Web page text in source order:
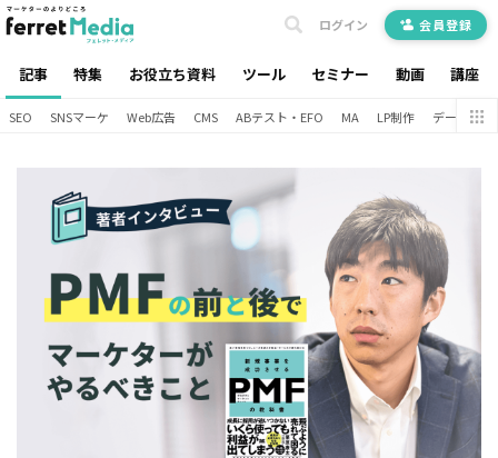
記事 特集 お役立ち資料 ツール セミナー 動画 講座
ログイン 会員登録
SEO SNSマーケ Web広告 CMS ABテスト・EFO MA LP制作 データ分析